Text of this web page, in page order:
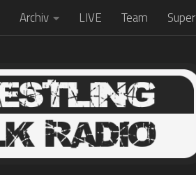
Archiv LIVE Team